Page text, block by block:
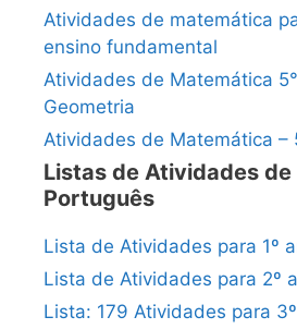
Atividades de matemática
ensino fundamental
Atividades de Matemática
Geometria
Atividades de Matemática –
Listas de Atividades
Português
Lista de Atividades para 1º
Lista de Atividades para 2º
Lista: 179 Atividades para